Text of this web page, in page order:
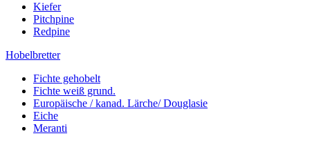
Kiefer
Pitchpine
Redpine
Hobelbretter
Fichte gehobelt
Fichte weiß grund.
Europäische / kanad. Lärche/ Douglasie
Eiche
Meranti